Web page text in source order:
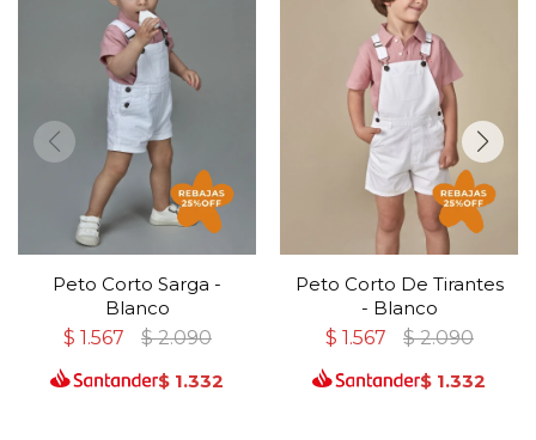
Peto Corto Sarga -
Blanco
$ 1.567 $ 2.090
$ 1.332
Peto Corto De Tirantes
- Blanco
$ 1.567 $ 2.090
$ 1.332